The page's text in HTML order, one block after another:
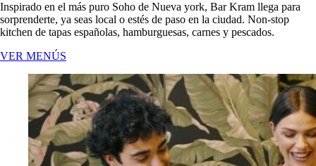
Inspirado en el más puro Soho de Nueva york, Bar Kram llega para
sorprenderte, ya seas local o estés de paso en la ciudad. Non-stop
kitchen de tapas españolas, hamburguesas, carnes y pescados.
VER MENÚS